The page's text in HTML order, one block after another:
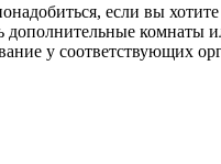
если вы
дополнительные
у соответствующих